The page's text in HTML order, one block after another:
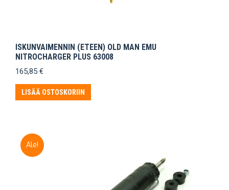
ISKUNVAIMENNIN (ETEEN) OLD MAN EMU
NITROCHARGER PLUS 63008
165,85 €
LISÄÄ OSTOSKORIIN
Ale!